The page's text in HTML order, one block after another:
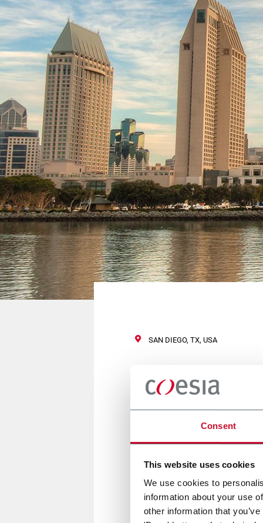
Consent
This website uses cookies
We use cookies to
information about your use
other information that
SAN DIEGO, TX, USA
IPC APEX
14 Febbraio 2017
FLEXLINK sarà presente ad
presenterà la nuova
FlexLink sarà a vostra